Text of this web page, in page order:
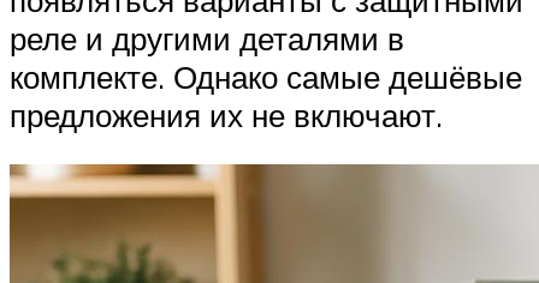
реле и другими деталями в
комплекте. Однако самые дешёвые
предложения их не включают.